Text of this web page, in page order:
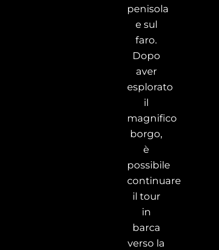
penisola
e sul
faro.
Dopo
aver
esplorato
il
magnifico
borgo,
è
possibile
continuare
il tour
in
barca
verso la